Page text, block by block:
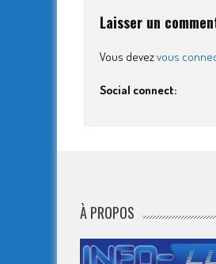
Laisser un
Vous devezvous
Social connect:
À PROPOS